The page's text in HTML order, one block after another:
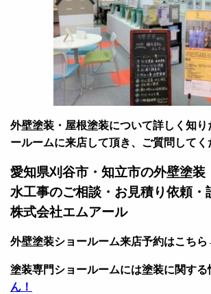
外壁塗装・屋根塗装について詳しく知り
ールームに来店して頂き、ご質問してく
愛知県刈谷市・知立市の外壁塗装
水工事のご相談・お見積り依頼・
株式会社エムアール
外壁塗装ショールーム来店予約はこち
塗装専門ショールームには塗装に関する
ん！